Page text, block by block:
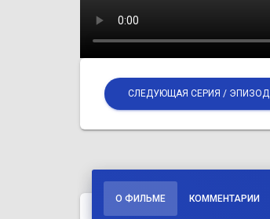
СЛЕДУЮЩАЯ СЕРИЯ / ЭПИЗОД
О ФИЛЬМЕ КОММЕНТАРИИ